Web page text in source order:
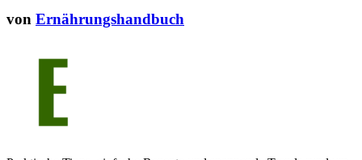
von Ernährungshandbuch